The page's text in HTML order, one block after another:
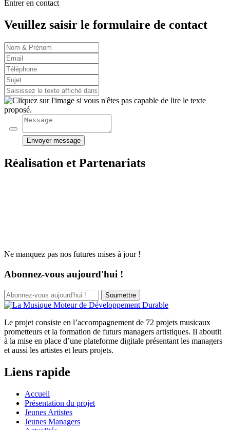
Entrer en contact
Veuillez saisir le formulaire de contact
Envoyer message
Réalisation et Partenariats
Ne manquez pas nos futures mises à jour !
Abonnez-vous aujourd'hui !
Soumettre
Le projet consiste en l’accompagnement de 72 projets musicaux
prometteurs et la formation de futurs managers artistiques. Il aboutit
à la mise en place d’une plateforme digitale présentant les managers
et aussi les artistes et leurs projets.
Liens rapide
Accueil
Présentation du projet
Jeunes Artistes
Jeunes Managers